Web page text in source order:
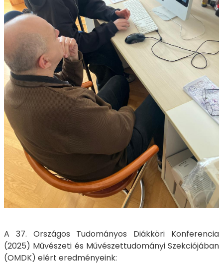
A 37. Országos Tudományos Diákköri Konferencia
(2025) Művészeti és Művészettudományi Szekciójában
(OMDK) elért eredményeink: